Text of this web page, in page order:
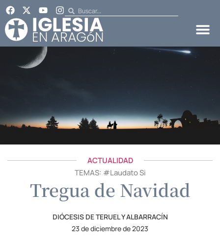
ACTUALIDAD
TEMAS: #Laudato Si
Tregua de Navidad
DIÓCESIS DE TERUEL Y ALBARRACÍN
23 de diciembre de 2023